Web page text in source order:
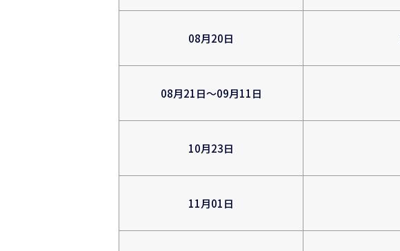
08月20日
08月21日～09月11日
10月23日
11月01日